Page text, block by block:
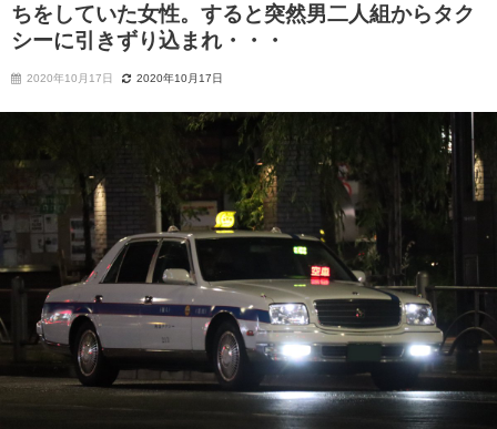
ちをしていた女性。すると突然男二人組からタク
シーに引きずり込まれ・・・
2020年10月17日 2020年10月17日